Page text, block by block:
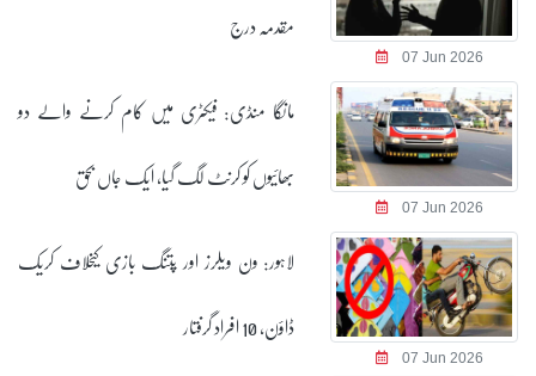
07 Jun 2026
مقدمہ درج
07 Jun 2026
مانگا منڈی: فیکٹری میں کام کرنے والے دو
بھائیوں کو کرنٹ لگ گیا، ایک جاں بحق
07 Jun 2026
لاہور: ون ویلرز اور پتنگ بازی کیخلاف کریک
ڈاؤن، 10 افراد گرفتار